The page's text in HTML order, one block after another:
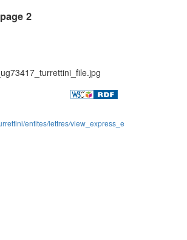
page 2
entites/lettres/view_express_e